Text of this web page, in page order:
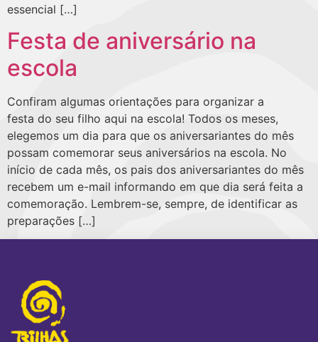
essencial […]
Festa de aniversário na
escola
Confiram algumas orientações para organizar a
festa do seu filho aqui na escola! Todos os meses,
elegemos um dia para que os aniversariantes do mês
possam comemorar seus aniversários na escola. No
início de cada mês, os pais dos aniversariantes do mês
recebem um e-mail informando em que dia será feita a
comemoração. Lembrem-se, sempre, de identificar as
preparações […]